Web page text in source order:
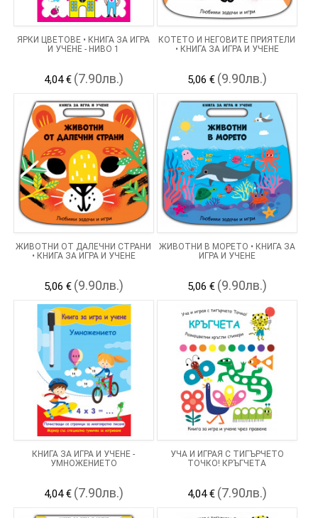
ЯРКИ ЦВЕТОВЕ • КНИГА ЗА ИГРА
И УЧЕНЕ - НИВО 1
4,04 € (7.90лв.)
КОТЕТО И НЕГОВИТЕ ПРИЯТЕЛИ
• КНИГА ЗА ИГРА И УЧЕНЕ
5,06 € (9.90лв.)
ЖИВОТНИ ОТ ДАЛЕЧНИ СТРАНИ
• КНИГА ЗА ИГРА И УЧЕНЕ
5,06 € (9.90лв.)
ЖИВОТНИ В МОРЕТО • КНИГА ЗА
ИГРА И УЧЕНЕ
5,06 € (9.90лв.)
КНИГА ЗА ИГРА И УЧЕНЕ -
УМНОЖЕНИЕТО
4,04 € (7.90лв.)
УЧА И ИГРАЯ С ТИГЪРЧЕТО
ТОЧКО! КРЪГЧЕТА
4,04 € (7.90лв.)